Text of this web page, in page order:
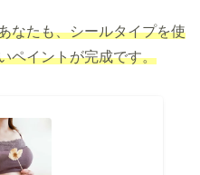
なたも、シールタイプを使
ペイントが完成です。